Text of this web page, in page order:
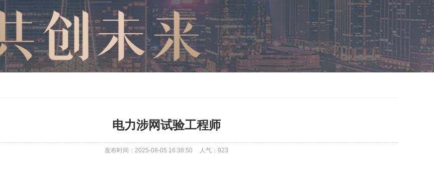
电力涉网试验工程师
发布时间：2025-08-05 16:38:50 人气： 923